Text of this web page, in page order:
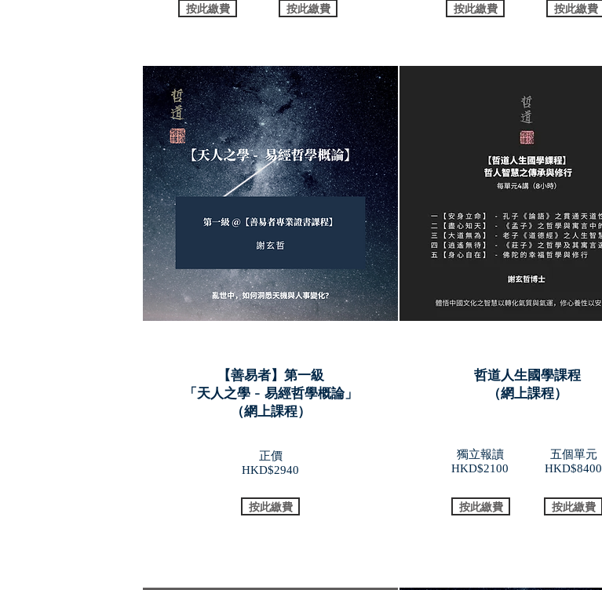
按此繳費 按此繳費 按此繳費 按此繳費
【善易者】第一級
「天人之學 - 易經哲學概論」
​（網上課程）
哲道人生國學課程
（網上課程）
正價
​HKD$2940
五個單元
​HKD$8400
獨立報讀
HKD$2100
按此繳費 按此繳費 按此繳費